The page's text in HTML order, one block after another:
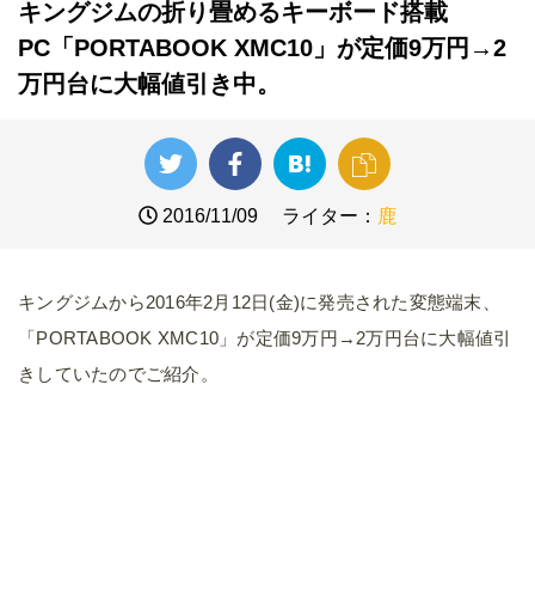
キングジムの折り畳めるキーボード搭載
PC「PORTABOOK XMC10」が定価9万円→2
万円台に大幅値引き中。
2016/11/09 ライター： 鹿
キングジムから2016年2月12日(金)に発売された変態端末、
「PORTABOOK XMC10」が定価9万円→2万円台に大幅値引
きしていたのでご紹介。